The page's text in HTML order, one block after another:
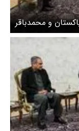
و محمدباقر